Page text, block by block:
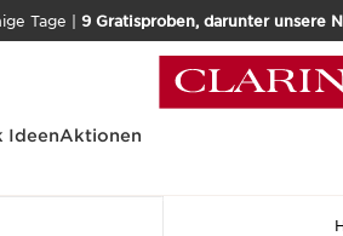
Tage | 9 Gratisproben, darunter unsere
IdeenAktionen